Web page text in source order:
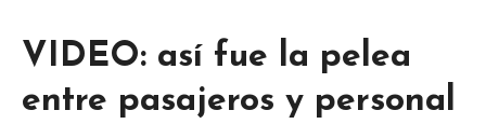
VIDEO: así fue la pelea
entre pasajeros y personal